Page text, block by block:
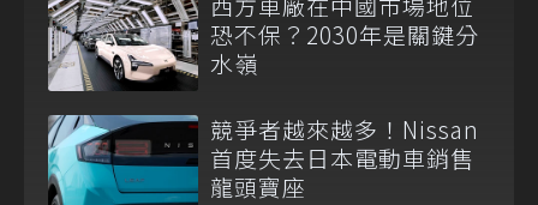
恐不保？2030年是關鍵分
水嶺
競爭者越來越多！Nissan
首度失去日本電動車銷售
龍頭寶座